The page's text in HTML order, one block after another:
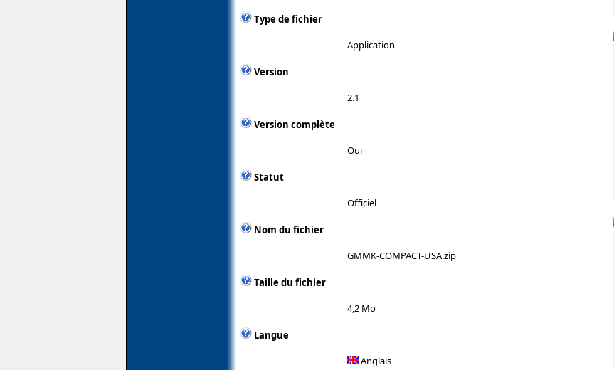
Type de fichier
Application
Version
2.1
Version complète
Oui
Statut
Officiel
Nom du fichier
GMMK-COMPACT-USA.zip
Taille du fichier
4,2 Mo
Langue
Anglais